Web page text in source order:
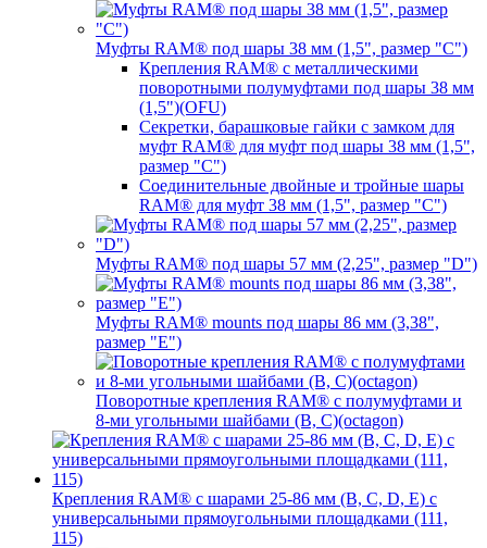
Муфты RAM® под шары 38 мм (1,5", размер "C")
Крепления RAM® с металлическими
поворотными полумуфтами под шары 38 мм
(1,5")(OFU)
Секретки, барашковые гайки с замком для
муфт RAM® для муфт под шары 38 мм (1,5",
размер "C")
Соединительные двойные и тройные шары
RAM® для муфт 38 мм (1,5", размер "C")
Муфты RAM® под шары 57 мм (2,25", размер "D")
Муфты RAM® mounts под шары 86 мм (3,38",
размер "E")
Поворотные крепления RAM® c полумуфтами и
8-ми угольными шайбами (B, C)(octagon)
Крепления RAM® с шарами 25-86 мм (B, C, D, E) с
универсальными прямоугольными площадками (111,
115)